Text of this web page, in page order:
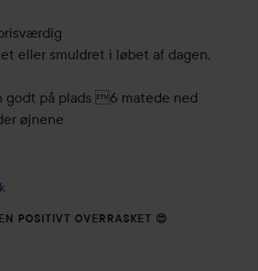
eller smuldret i løbet af dagen,
på plads 6 matede ned
øjnene
POSITIVT OVERRASKET 😍